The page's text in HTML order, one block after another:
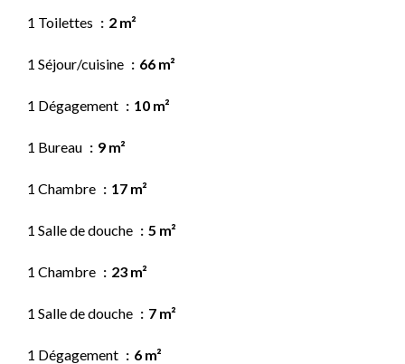
1 Toilettes 2 m²
1 Séjour/cuisine 66 m²
1 Dégagement 10 m²
1 Bureau 9 m²
1 Chambre 17 m²
1 Salle de douche 5 m²
1 Chambre 23 m²
1 Salle de douche 7 m²
1 Dégagement 6 m²